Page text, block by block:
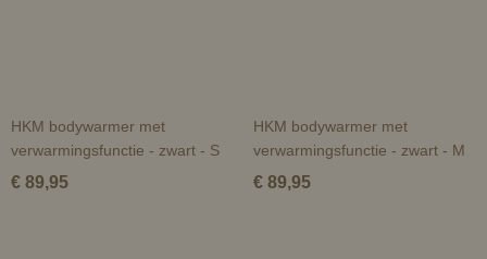
HKM bodywarmer met
verwarmingsfunctie - zwart - S
€ 89,95
HKM bodywarmer met
verwarmingsfunctie - zwart - M
€ 89,95